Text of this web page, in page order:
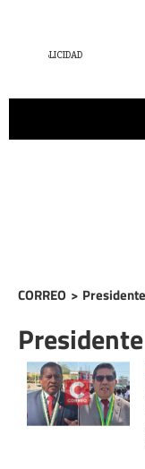
CORREO > Presidente
Presidente